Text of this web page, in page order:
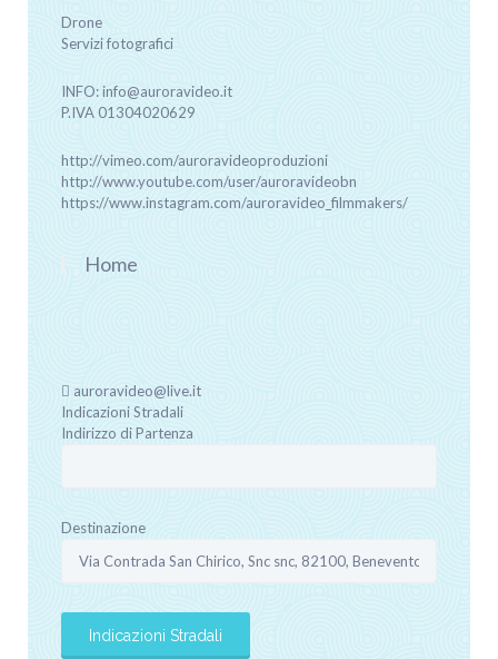
Drone
Servizi fotografici
INFO: info@auroravideo.it
P.IVA 01304020629
http://vimeo.com/auroravideoproduzioni
http://www.youtube.com/user/auroravideobn
https://www.instagram.com/auroravideo_filmmakers/
Home
auroravideo@live.it
Indicazioni Stradali
Indirizzo di Partenza
Destinazione